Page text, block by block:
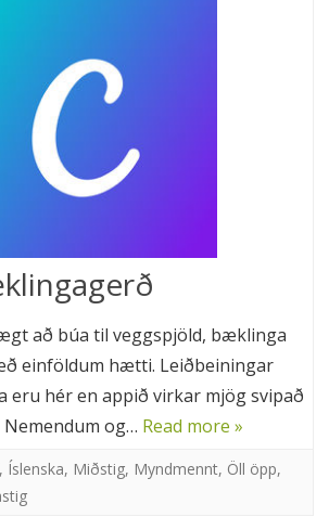
að búa til veggspjöld, bæklinga
einföldum hætti. Leiðbeiningar
eru hér en appið virkar mjög svipað
og… Read more »
, Íslenska, Miðstig, Myndmennt, Öll öpp,